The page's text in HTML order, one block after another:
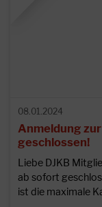
08.01.2024
Anmeldung
geschlossen!
Liebe DJKB
ab sofort
ist die maximale